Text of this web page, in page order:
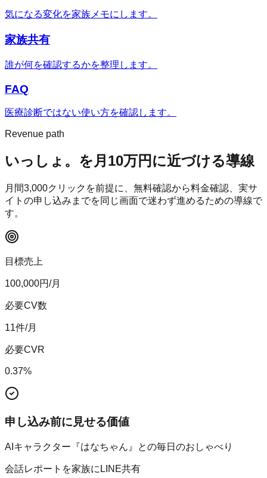
気になる変化を家族メモにします。
家族共有
誰が何を確認するかを整理します。
FAQ
医療診断ではない使い方を確認します。
Revenue path
いっしょ。 を月10万円に近づける導線
月間3,000クリックを前提に、無料確認から料金確認、実サ
イトの申し込みまでを同じ画面で迷わず進めるための導線で
す。
目標売上
100,000円/月
必要CV数
11件/月
必要CVR
0.37%
申し込み前に見せる価値
AIキャラクター『はなちゃん』との毎日のおしゃべり
会話レポートを家族にLINE共有